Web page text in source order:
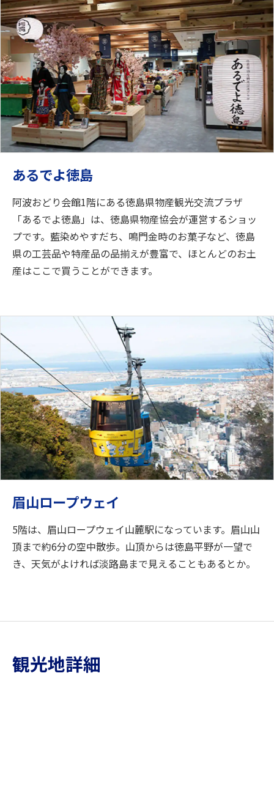
あるでよ徳島
阿波おどり会館1階にある徳島県物産観光交流プラザ
「あるでよ徳島」は、徳島県物産協会が運営するショッ
プです。藍染めやすだち、鳴門金時のお菓子など、徳島
県の工芸品や特産品の品揃えが豊富で、ほとんどのお土
産はここで買うことができます。
眉山ロープウェイ
5階は、眉山ロープウェイ山麓駅になっています。眉山山
頂まで約6分の空中散歩。山頂からは徳島平野が一望で
き、天気がよければ淡路島まで見えることもあるとか。
観光地詳細